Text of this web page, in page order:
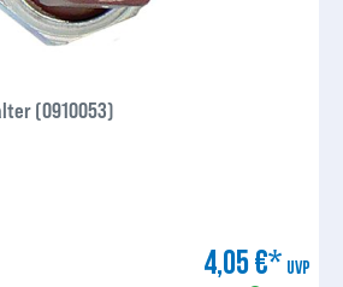
(0910053)
4,05 €* UVP